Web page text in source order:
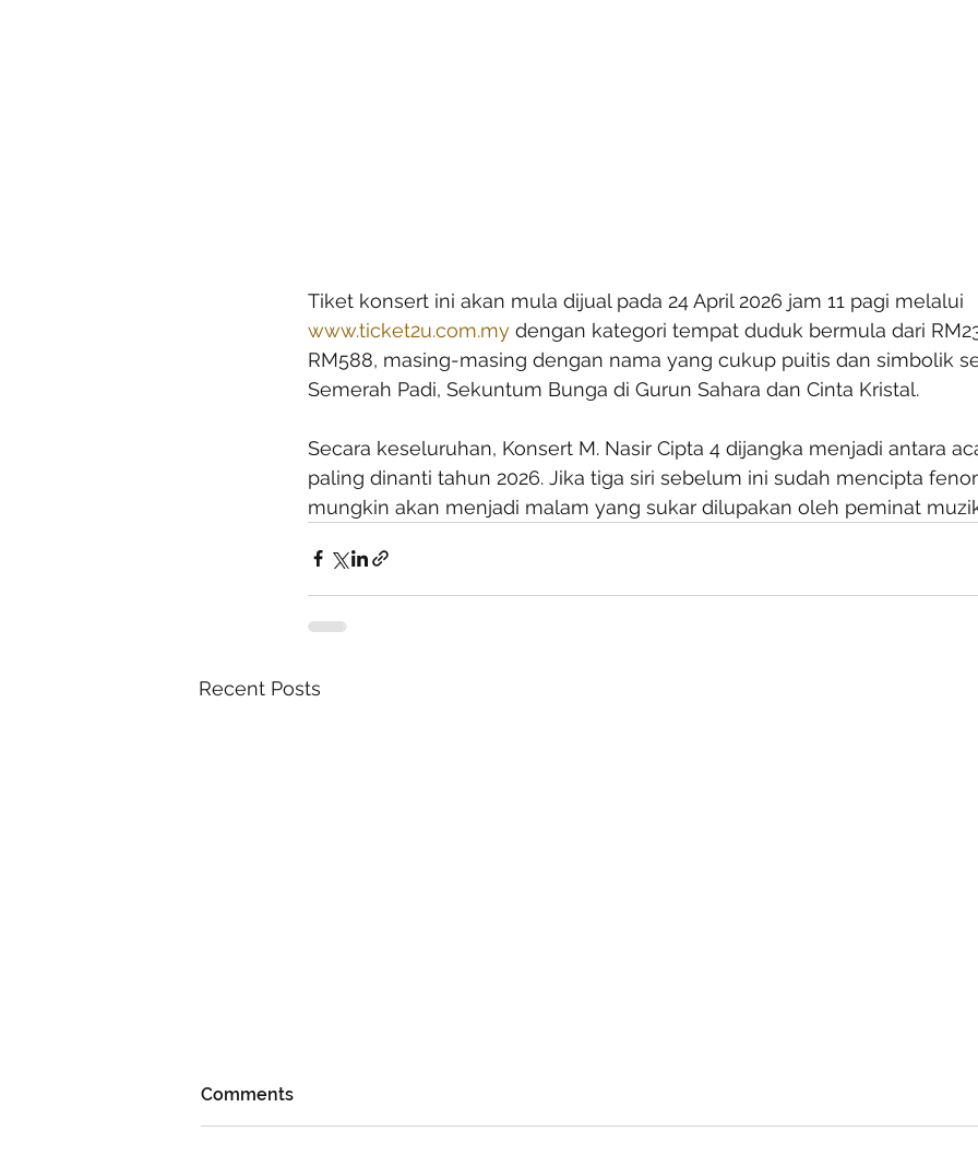
Tiket konsert ini akan mula dijual pada 24 April 2026 jam 11 pagi melalui
www.ticket2u.com.my dengan kategori tempat duduk bermula dari
RM588, masing-masing dengan nama yang cukup puitis dan simbolik
Semerah Padi, Sekuntum Bunga di Gurun Sahara dan Cinta Kristal.
Secara keseluruhan, Konsert M. Nasir Cipta 4 dijangka menjadi antara
paling dinanti tahun 2026. Jika tiga siri sebelum ini sudah mencipta
mungkin akan menjadi malam yang sukar dilupakan oleh peminat
Recent Posts
Comments